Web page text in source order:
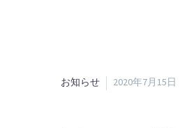
お知らせ 2020年7月15日